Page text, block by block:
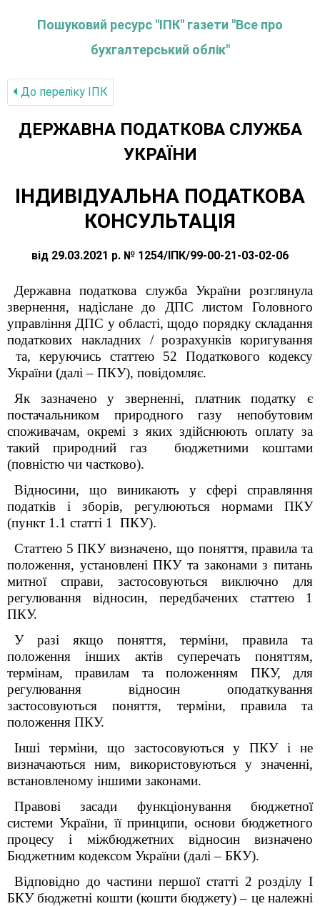
Пошуковий ресурс "ІПК" газети "Все про
бухгалтерський облік"
До переліку IПК
ДЕРЖАВНА ПОДАТКОВА СЛУЖБА
УКРАЇНИ
ІНДИВІДУАЛЬНА ПОДАТКОВА
КОНСУЛЬТАЦІЯ
від 29.03.2021 р. № 1254/ІПК/99-00-21-03-02-06
Державна податкова служба України розглянула
звернення, надіслане до ДПС листом Головного
управління ДПС у області,щодо порядку складання
податкових накладних / розрахунків коригування
та, керуючись статтею 52 Податкового кодексу
України (далі – ПКУ), повідомляє.
Як зазначено у зверненні, платник податку є
постачальником природного газу непобутовим
споживачам, окремі з яких здійснюють оплату за
такий природний газ бюджетними коштами
(повністю чи частково).
Відносини, що виникають у сфері справляння
податків і зборів, регулюються нормами ПКУ
(пункт 1.1 статті 1 ПКУ).
Статтею 5 ПКУ визначено, що поняття, правила та
положення, установлені ПКУ та законами з питань
митної справи, застосовуються виключно для
регулювання відносин, передбачених статтею 1
ПКУ.
У разі якщо поняття, терміни, правила та
положення інших актів суперечать поняттям,
термінам, правилам та положенням ПКУ, для
регулювання відносин оподаткування
застосовуються поняття, терміни, правила та
положення ПКУ.
Інші терміни, що застосовуються у ПКУ і не
визначаються ним, використовуються у значенні,
встановленому іншими законами.
Правові засади функціонування бюджетної
системи України, її принципи, основи бюджетного
процесу і міжбюджетних відносин визначено
Бюджетним кодексом України (далі – БКУ).
Відповідно до частини першої статті 2 розділу I
БКУ бюджетні кошти (кошти бюджету) – це належні